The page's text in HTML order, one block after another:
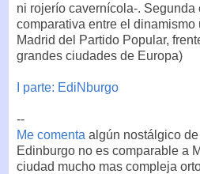
ni rojerío cavernícola-. Segunda
comparativa entre el dinamismo
Madrid del Partido Popular,
grandes ciudades de Europa)
I parte: EdiNburgo
--
Me comenta algún nostálgico
Edinburgo no es comparable a
ciudad mucho mas compleja